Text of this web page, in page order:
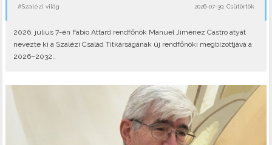
#Szalézi világ 2026-07-30, Csütörtök
2026. július 7-én Fabio Attard rendfőnök Manuel Jiménez Castro atyát
nevezte ki a Szalézi Család Titkárságának új rendfőnöki megbízottjává a
2026–2032..